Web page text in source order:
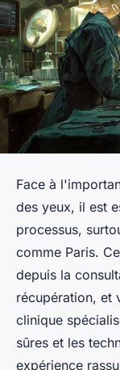
Face à
des yeux, il est
processus,
comme Paris.
depuis la
récupération, et
clinique
sûres et les
expérience